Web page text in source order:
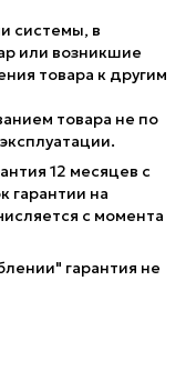
системы, в
или возникшие
товара к другим
товара не по
12 месяцев с
гарантии на
с момента
гарантия не